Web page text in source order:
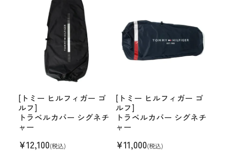
[トミー ヒルフィガー ゴ
ルフ]
トラベルカバー シグネチ
ャー
¥12,100(税込)
[トミー ヒルフィガー ゴ
ルフ]
トラベルカバー シグネチ
ャー
¥11,000(税込)